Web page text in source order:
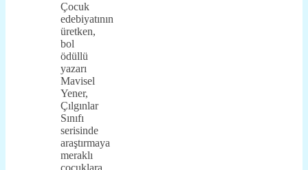
Çocuk
edebiyatının
üretken,
bol
ödüllü
yazarı
Mavisel
Yener,
Çılgınlar
Sınıfı
serisinde
araştırmaya
meraklı